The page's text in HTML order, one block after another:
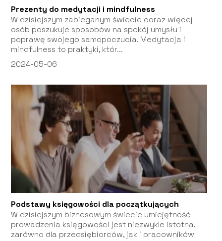
Prezenty do medytacji i mindfulness
W dzisiejszym zabieganym świecie coraz więcej
osób poszukuje sposobów na spokój umysłu i
poprawę swojego samopoczucia. Medytacja i
mindfulness to praktyki, któr...
2024-05-06
Podstawy księgowości dla początkujących
W dzisiejszym biznesowym świecie umiejętność
prowadzenia księgowości jest niezwykle istotna,
zarówno dla przedsiębiorców, jak i pracowników